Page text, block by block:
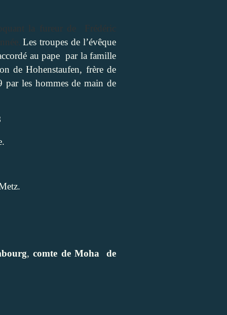
la fureur de
Frédéric
Les troupes de l’évêque
au pape par la famille
de Hohenstaufen, frère de
par les hommes de main de
,comte de Moha
de